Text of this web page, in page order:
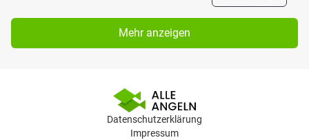
Mehr anzeigen
Datenschutzerklärung
Impressum